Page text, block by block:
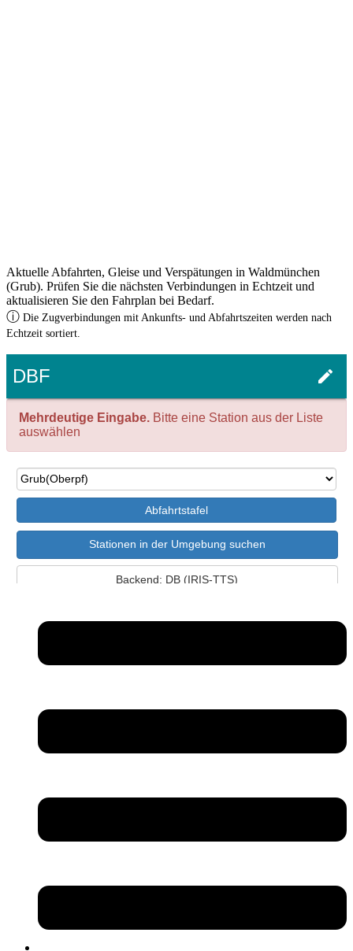
Aktuelle Abfahrten, Gleise und Verspätungen in Waldmünchen
(Grub). Prüfen Sie die nächsten Verbindungen in Echtzeit und
aktualisieren Sie den Fahrplan bei Bedarf.
ⓘ Die Zugverbindungen mit Ankunfts- und Abfahrtszeiten werden nach
Echtzeit sortiert.